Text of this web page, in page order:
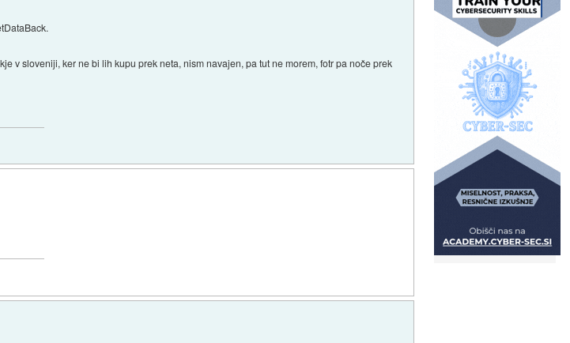
v sloveniji, ker ne bi lih kupu prek neta, nism navajen, pa tut ne morem, fotr pa noče prek